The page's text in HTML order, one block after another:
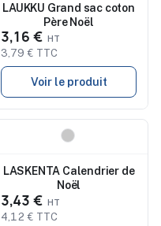
LAUKKU Grand sac coton
Père Noël
3,16 €
3,79 € TTC
Voir le produit
LASKENTA Calendrier de
Noël
3,43 €
4,12 € TTC